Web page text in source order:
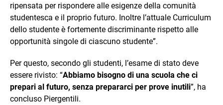
ripensata per rispondere alle esigenze della comunità
studentesca e il proprio futuro. Inoltre l’attuale Curriculum
dello studente è fortemente discriminante rispetto alle
opportunità singole di ciascuno studente”.
Per questo, secondo gli studenti, l’esame di stato deve
essere rivisto: “Abbiamo bisogno di una scuola che ci
prepari al futuro, senza prepararci per prove inutili”, ha
concluso Piergentili.